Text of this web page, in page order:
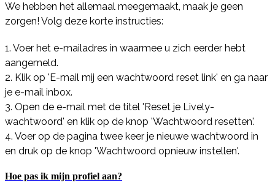
We hebben het allemaal meegemaakt, maak je geen
zorgen! Volg deze korte instructies:
1. Voer het e-mailadres in waarmee u zich eerder hebt
aangemeld.
2. Klik op 'E-mail mij een wachtwoord reset link' en ga naar
je e-mail inbox.
3. Open de e-mail met de titel 'Reset je Lively-
wachtwoord' en klik op de knop 'Wachtwoord resetten'.
4. Voer op de pagina twee keer je nieuwe wachtwoord in
en druk op de knop 'Wachtwoord opnieuw instellen'.
Hoe pas ik mijn profiel aan?